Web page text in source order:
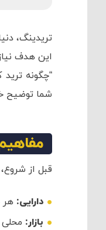
تریدینگ،
این هدف
“چگونه
شما توضیح
قبل از
دارایی: هر
بازار: